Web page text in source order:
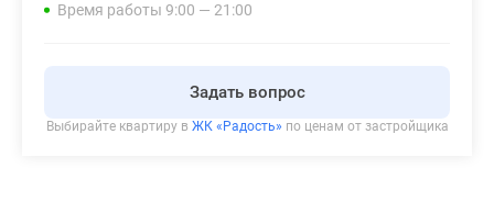
Время работы 9:00 — 21:00
Задать вопрос
Выбирайте квартиру в ЖК «Радость» по ценам от застройщика